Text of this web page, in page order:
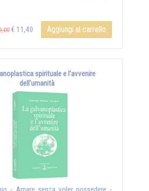
€ 11,40 Aggiungi al carrello
spirituale e l'avvenire
dell'umanità